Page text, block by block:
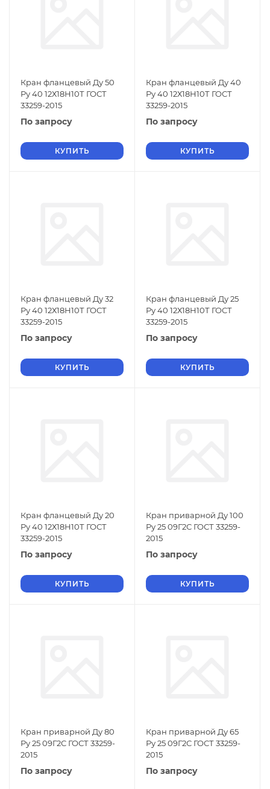
Кран фланцевый Ду 50
Ру 40 12Х18Н10Т ГОСТ
33259-2015
По запросу
КУПИТЬ
Кран фланцевый Ду 40
Ру 40 12Х18Н10Т ГОСТ
33259-2015
По запросу
КУПИТЬ
Кран фланцевый Ду 32
Ру 40 12Х18Н10Т ГОСТ
33259-2015
По запросу
КУПИТЬ
Кран фланцевый Ду 25
Ру 40 12Х18Н10Т ГОСТ
33259-2015
По запросу
КУПИТЬ
Кран фланцевый Ду 20
Ру 40 12Х18Н10Т ГОСТ
33259-2015
По запросу
КУПИТЬ
Кран приварной Ду 100
Ру 25 09Г2С ГОСТ 33259-
2015
По запросу
КУПИТЬ
Кран приварной Ду 80
Ру 25 09Г2С ГОСТ 33259-
2015
По запросу
Кран приварной Ду 65
Ру 25 09Г2С ГОСТ 33259-
2015
По запросу